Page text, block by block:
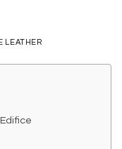
LEATHER